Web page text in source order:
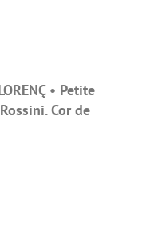
• Petite
Cor de